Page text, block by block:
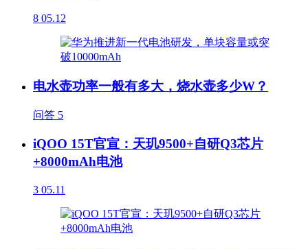
8 05.12
电水壶功率一般有多大，烧水壶多少W？
问答 5
iQOO 15T官宣：天玑9500+自研Q3芯片
+8000mAh电池
3 05.11